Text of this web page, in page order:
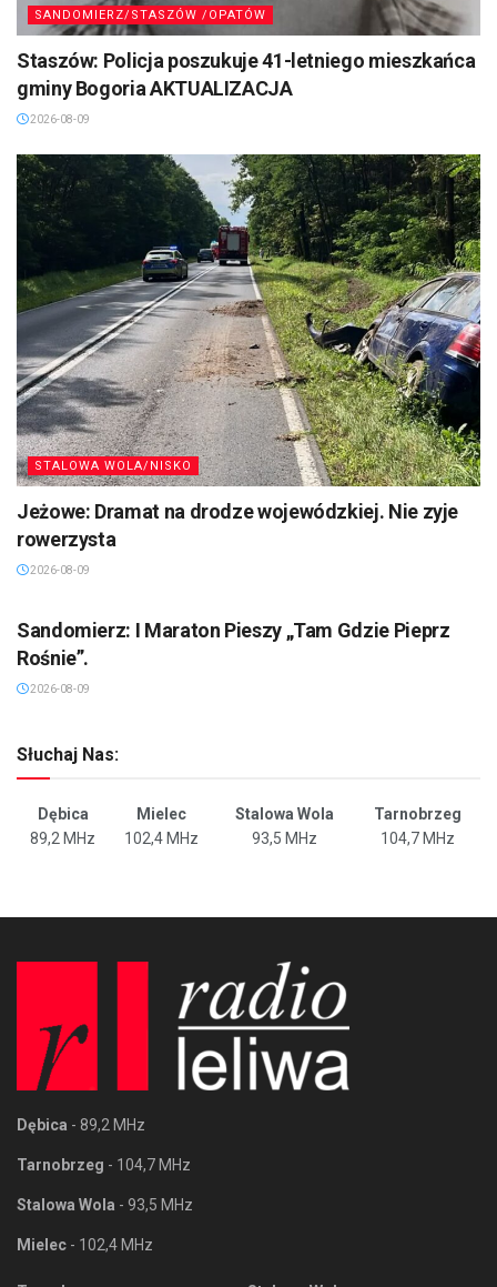
SANDOMIERZ/STASZÓW /OPATÓW
Staszów: Policja poszukuje 41-letniego mieszkańca
gminy Bogoria AKTUALIZACJA
2026-08-09
STALOWA WOLA/NISKO
Jeżowe: Dramat na drodze wojewódzkiej. Nie zyje
rowerzysta
2026-08-09
Sandomierz: I Maraton Pieszy „Tam Gdzie Pieprz
Rośnie”.
2026-08-09
Słuchaj Nas:
Dębica Mielec Stalowa Wola
Tarnobrzeg
89,2 MHz
102,4 MHz 93,5 MHz 104,7 MHz
Dębica - 89,2 MHz
Tarnobrzeg - 104,7 MHz
Stalowa Wola - 93,5 MHz
Mielec - 102,4 MHz